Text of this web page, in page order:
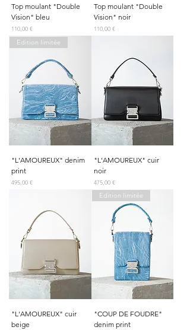
Top moulant "Double
Vision" bleu
Prix
110,00 €
Top moulant "Double
Vision" noir
Prix
110,00 €
Edition limitée
"L'AMOUREUX" denim
print
Prix
495,00 €
"L'AMOUREUX" cuir
noir
Prix
475,00 €
"L'AMOUREUX" cuir
beige
Edition limitée
"COUP DE FOUDRE"
denim print